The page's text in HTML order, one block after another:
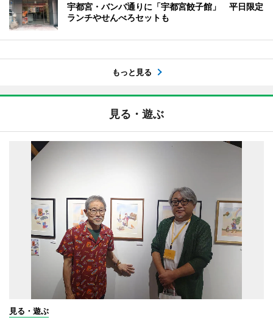
宇都宮・バンバ通りに「宇都宮餃子館」 平日限定
ランチやせんべろセットも
もっと見る
見る・遊ぶ
見る・遊ぶ